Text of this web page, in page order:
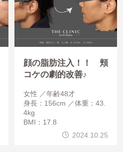
顔の脂肪注入！！ 頬
コケの劇的改善♪
女性
年齢48才
身長：156cm
体重：43.
4kg
BMI：17.8
2024.10.25